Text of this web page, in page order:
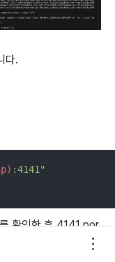
다.
:4141"
확인한 후 4141 por
로 브라우저에서 접